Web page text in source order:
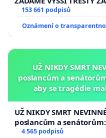
153 661 podpisů
Oznámení o
UŽ NIKDY SMRT
poslancům a
aby se tragédie
UŽ NIKDY SMRT
poslancům a
aby se tragédie malé
4 565 podpisů